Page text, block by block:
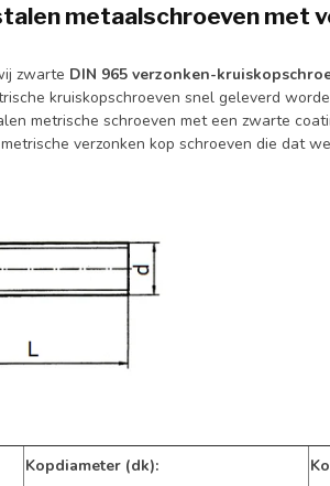
metaalschroeven met
zwarte DIN 965 verzonken-
kruiskopschroeven snel geleverd
metrische schroeven met een zwarte
verzonken kop schroeven die dat
Kopdiameter (dk):